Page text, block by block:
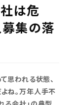
は危
集の落
思われる状態、
ね。万年人手不